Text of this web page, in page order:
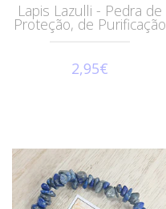
Lapis Lazulli - Pedra de
Proteção, de Purificação
2,95€